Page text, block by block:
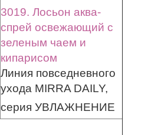
3019. Лосьон аква-
спрей освежающий с
зеленым чаем и
кипарисом
Линия повседневного
ухода MIRRA DAILY,
серия УВЛАЖНЕНИЕ